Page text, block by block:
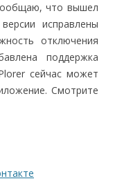
что вышел
исправлены
отключения
поддержка
сейчас может
Смотрите